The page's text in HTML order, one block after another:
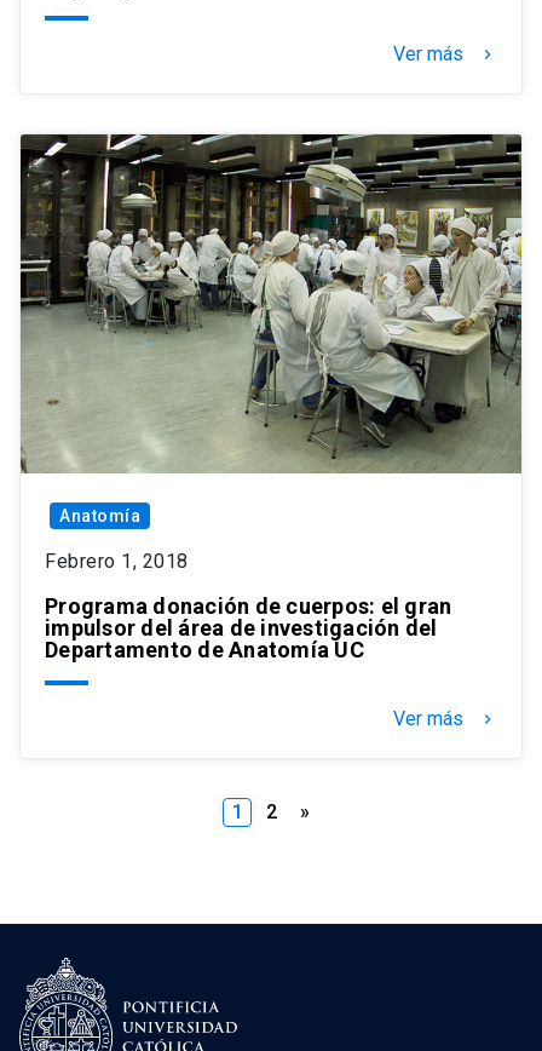
Ver más keyboard_arrow_right
Anatomía
Febrero 1, 2018
Programa donación de cuerpos: el gran
impulsor del área de investigación del
Departamento de Anatomía UC
Ver más keyboard_arrow_right
Paginación
1 2 »